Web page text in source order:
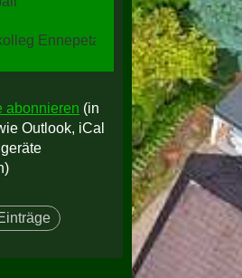
Ennepetal, Halle 3
abonnieren (in
Outlook, iCal